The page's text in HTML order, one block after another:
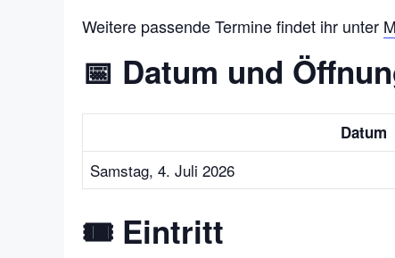
Weitere passende Termine findet ihr unter
📅 Datum und
Datum
Samstag, 4. Juli 2026
🎟 Eintritt